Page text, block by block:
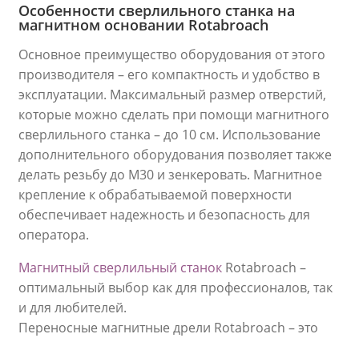
Особенности сверлильного станка на
магнитном основании Rotabroach
Основное преимущество оборудования от этого
производителя – его компактность и удобство в
эксплуатации. Максимальный размер отверстий,
которые можно сделать при помощи магнитного
сверлильного станка – до 10 см. Использование
дополнительного оборудования позволяет также
делать резьбу до М30 и зенкеровать. Магнитное
крепление к обрабатываемой поверхности
обеспечивает надежность и безопасность для
оператора.
Магнитный сверлильный станокRotabroach –
оптимальный выбор как для профессионалов, так
и для любителей.
Переносные магнитные дрели Rotabroach – это